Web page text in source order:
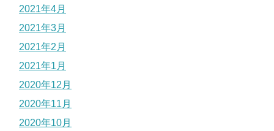
2021年4月
2021年3月
2021年2月
2021年1月
2020年12月
2020年11月
2020年10月